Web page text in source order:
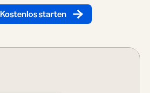
Kostenlos starten